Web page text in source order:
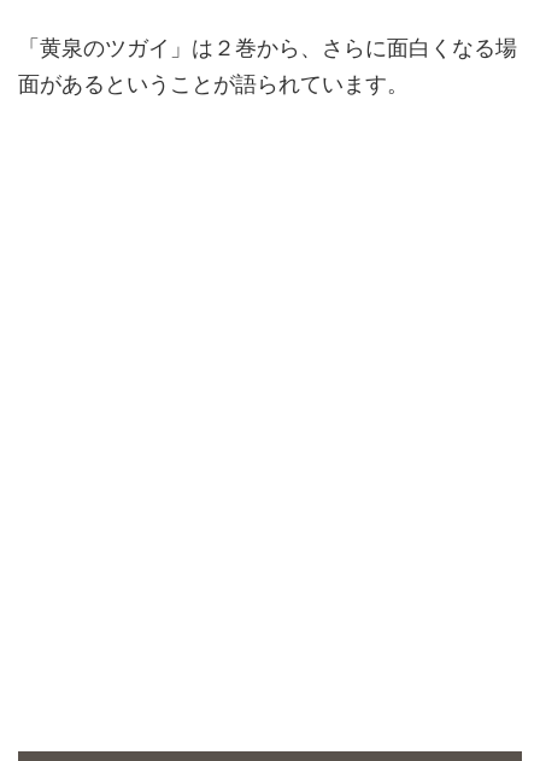
「黄泉のツガイ」は２巻から、さらに面白くなる場
面があるということが語られています。